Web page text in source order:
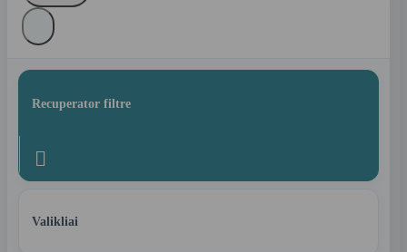
Recuperator filtre

Valikliai